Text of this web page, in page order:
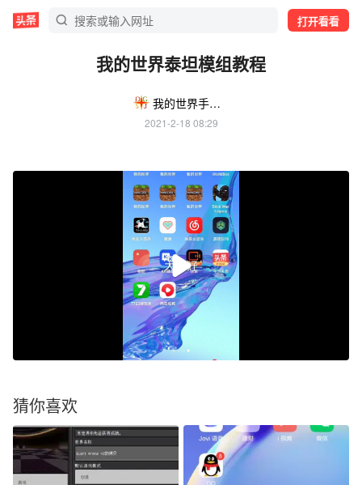
打开看看
我的世界泰坦模组教程
我的世界手机版模组
2021-2-18 08:29
猜你喜欢